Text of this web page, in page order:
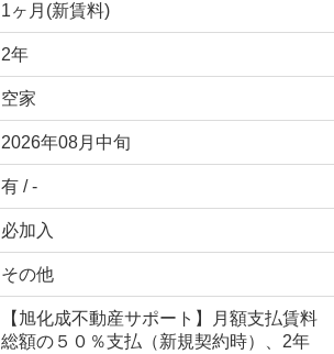
1ヶ月(新賃料)
2年
空家
2026年08月中旬
有 / -
必加入
その他
【旭化成不動産サポート】月額支払賃料
総額の５０％支払（新規契約時）、2年